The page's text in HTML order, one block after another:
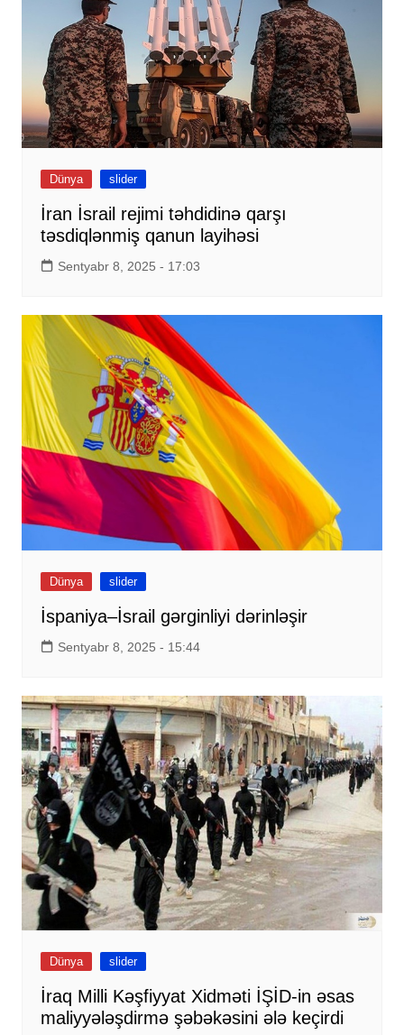
Dünya slider
İran İsrail rejimi təhdidinə qarşı
təsdiqlənmiş qanun layihəsi
Sentyabr 8, 2025 - 17:03
Dünya slider
İspaniya–İsrail gərginliyi dərinləşir
Sentyabr 8, 2025 - 15:44
Dünya slider
İraq Milli Kəşfiyyat Xidməti İŞİD-in əsas
maliyyələşdirmə şəbəkəsini ələ keçirdi